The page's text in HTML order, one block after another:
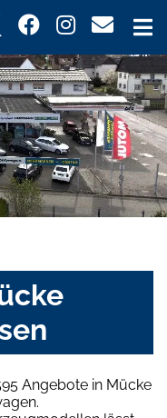
Angebote in Mücke